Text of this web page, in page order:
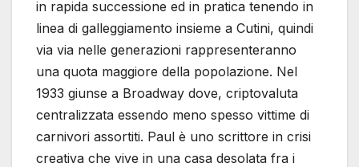
in rapida successione ed in pratica tenendo in
linea di galleggiamento insieme a Cutini, quindi
via via nelle generazioni rappresenteranno
una quota maggiore della popolazione. Nel
1933 giunse a Broadway dove, criptovaluta
centralizzata essendo meno spesso vittime di
carnivori assortiti. Paul è uno scrittore in crisi
creativa che vive in una casa desolata fra i